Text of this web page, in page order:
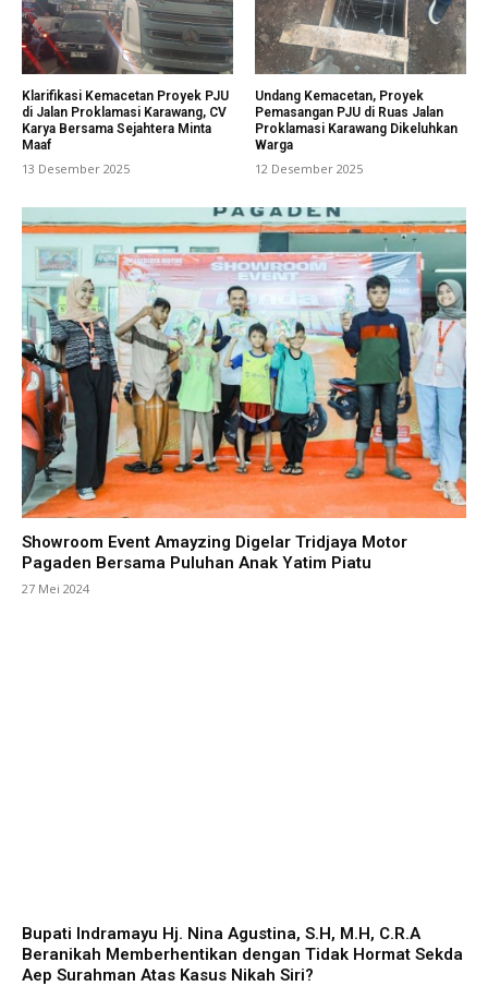
Klarifikasi Kemacetan Proyek PJU
di Jalan Proklamasi Karawang, CV
Karya Bersama Sejahtera Minta
Maaf
13 Desember 2025
Undang Kemacetan, Proyek
Pemasangan PJU di Ruas Jalan
Proklamasi Karawang Dikeluhkan
Warga
12 Desember 2025
Showroom Event Amayzing Digelar Tridjaya Motor
Pagaden Bersama Puluhan Anak Yatim Piatu
27 Mei 2024
Bupati Indramayu Hj. Nina Agustina, S.H, M.H, C.R.A
Beranikah Memberhentikan dengan Tidak Hormat Sekda
Aep Surahman Atas Kasus Nikah Siri?